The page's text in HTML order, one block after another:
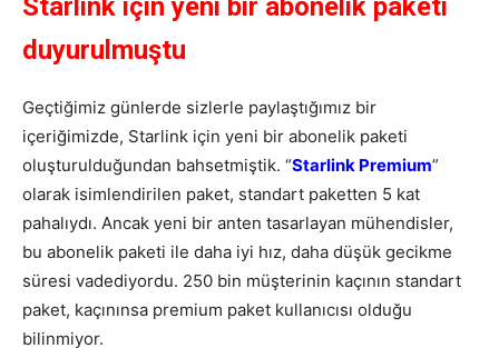
Starlink için yeni bir abonelik paketi
duyurulmuştu
Geçtiğimiz günlerde sizlerle paylaştığımız bir
içeriğimizde, Starlink için yeni bir abonelik paketi
oluşturulduğundan bahsetmiştik. “Starlink Premium”
olarak isimlendirilen paket, standart paketten 5 kat
pahalıydı. Ancak yeni bir anten tasarlayan mühendisler,
bu abonelik paketi ile daha iyi hız, daha düşük gecikme
süresi vadediyordu. 250 bin müşterinin kaçının standart
paket, kaçınınsa premium paket kullanıcısı olduğu
bilinmiyor.